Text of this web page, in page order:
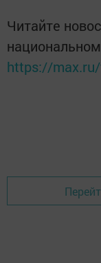
Читайте
https://